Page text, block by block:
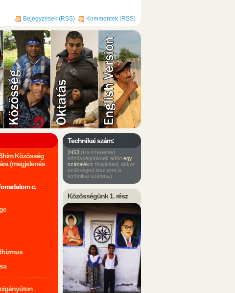
Bejegyzések (RSS) Kommentek (RSS)
Technikai szám:
2453 (Ha szeretnéd
közösségünknek adód egy
százalékát felajánlani, akkor
szükséged lesz erre a
technikai-számra.)
Közösségünk 1. rész
Közösség
(megjelenés
c.